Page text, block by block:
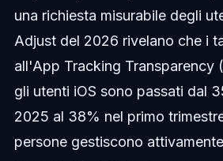
una richiesta misurabile degli
Adjust del 2026 rivelano che i
all'App Tracking Transparency
gli utenti iOS sono passati dal
2025 al 38% nel primo
persone gestiscono